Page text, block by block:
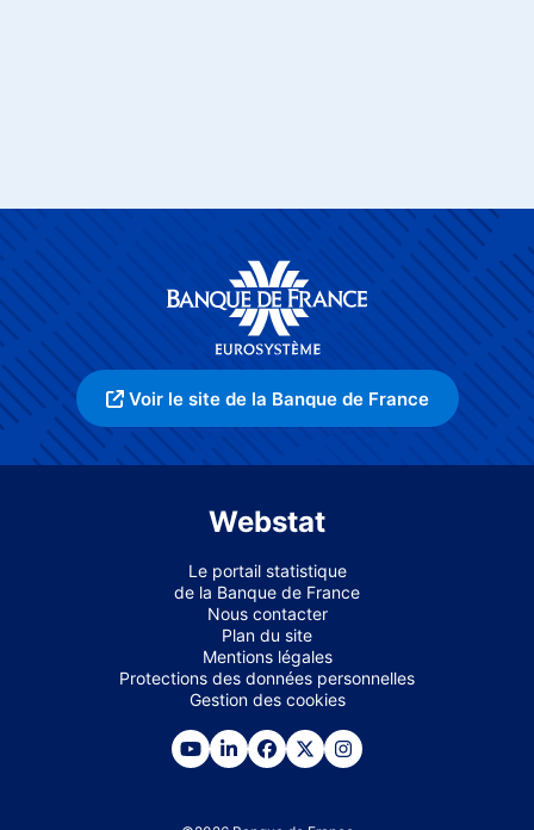
Voir le site de la Banque de France
Webstat
Le portail statistique
de la Banque de France
Nous contacter
Plan du site
Mentions légales
Protections des données personnelles
Gestion des cookies